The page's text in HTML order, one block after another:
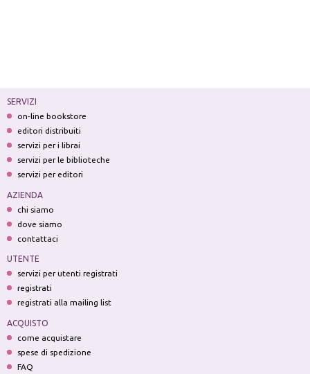
SERVIZI
on-line bookstore
editori distribuiti
servizi per i librai
servizi per le biblioteche
servizi per editori
AZIENDA
chi siamo
dove siamo
contattaci
UTENTE
servizi per utenti registrati
registrati
registrati alla mailing list
ACQUISTO
come acquistare
spese di spedizione
FAQ